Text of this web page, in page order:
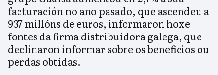
facturación no ano pasado, que ascendeu a
937 millóns de euros, informaron hoxe
fontes da firma distribuidora galega, que
declinaron informar sobre os beneficios ou
perdas obtidas.